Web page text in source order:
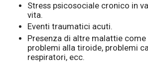
Stress psicosociale cronico in
vita.
Eventi traumatici acuti.
Presenza di altre malattie come
problemi alla tiroide, problemi
respiratori, ecc.